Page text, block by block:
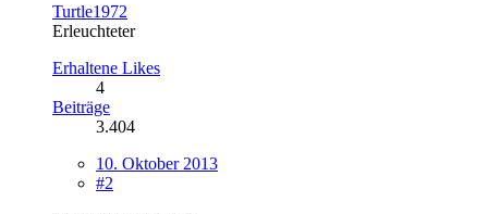
Turtle1972
Erleuchteter
Erhaltene Likes
4
Beiträge
3.404
10. Oktober 2013
#2